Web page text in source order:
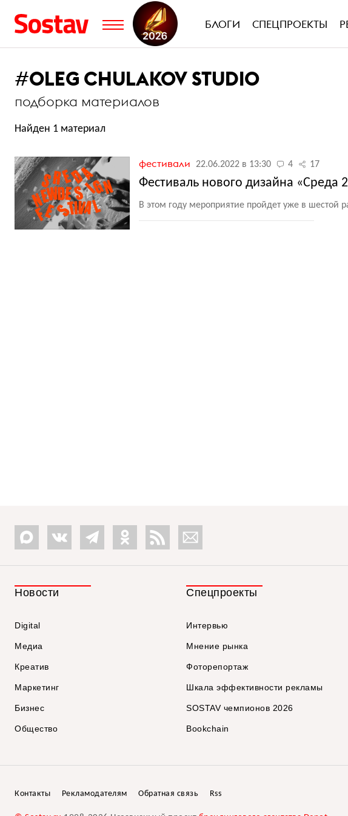
БЛОГИ СПЕЦПРОЕКТЫ
#OLEG CHULAKOV STUDIO
подборка материалов
Найден 1 материал
фестивали 22.06.2022 в 13:30 4 17
Фестиваль нового дизайна «Среда
В этом году мероприятие пройдет уже в шестой
Новости
Digital
Медиа
Креатив
Маркетинг
Бизнес
Общество
Спецпроекты
Интервью
Мнение рынка
Фоторепортаж
Шкала эффективности рекламы
SOSTAV чемпионов 2026
Bookchain
Контакты Рекламодателям Обратная связь Rss